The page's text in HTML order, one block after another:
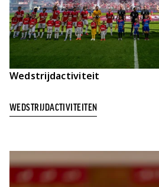
Wedstrijdactiviteit
WEDSTRIJDACTIVITEITEN